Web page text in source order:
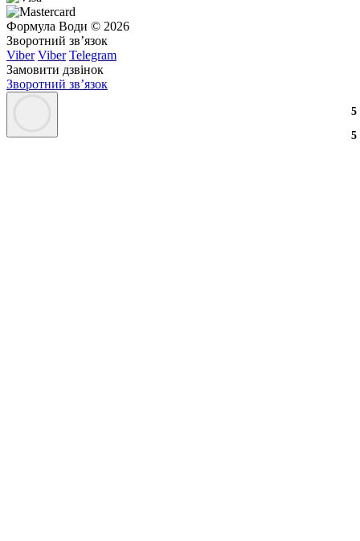
3
3
2
2
3
3
5
5
Формула Води © 2026
Зворотний зв’язок
Viber Viber Telegram
Замовити дзвінок
Зворотний зв’язок